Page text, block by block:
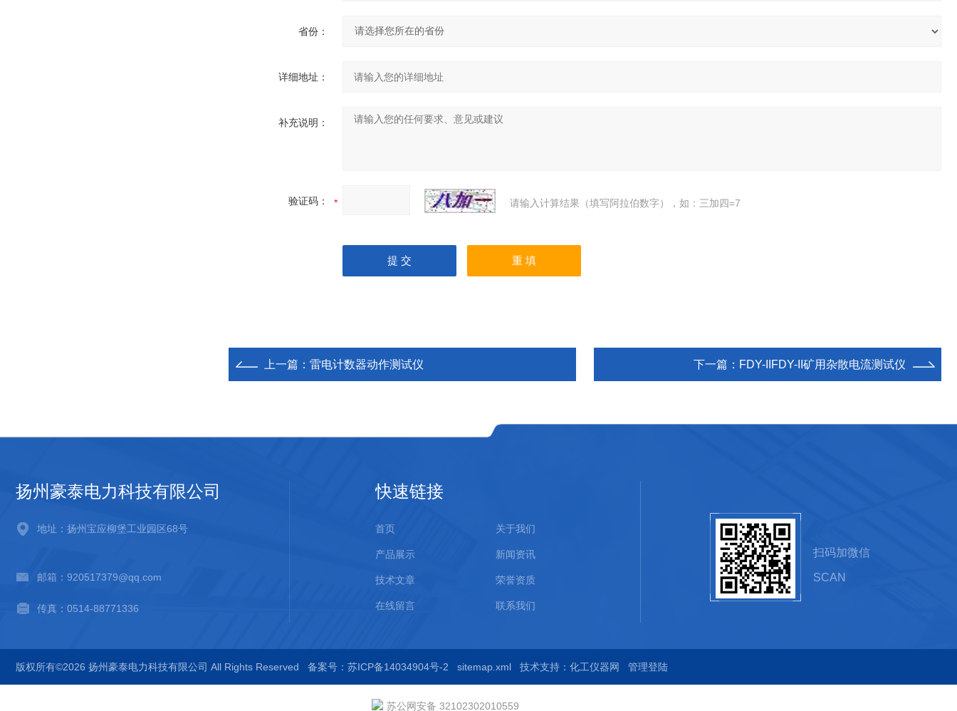
省份：
详细地址：
补充说明：
验证码： 请输入计算结果（填写阿拉伯数字），如：三加四=7
上一篇： 雷电计数器动作测试仪 下一篇： FDY-IIFDY-II矿用杂散电流测试仪
扬州豪泰电力科技有限公司
地址：扬州宝应柳堡工业园区68号
邮箱：920517379@qq.com
传真：0514-88771336
快速链接
首页 关于我们
产品展示 新闻资讯
技术文章 荣誉资质
在线留言 联系我们
扫码加微信
SCAN
版权所有©2026 扬州豪泰电力科技有限公司 All Rights Reserved 备案号：苏ICP备14034904号-2 sitemap.xml 技术支持： 化工仪器网 管理登陆
苏公网安备 32102302010559